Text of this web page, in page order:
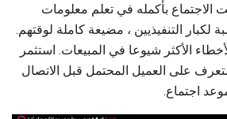
بأكمله في تعلم معلومات
لكبار التنفيذيين ، مضيعة كاملة لوقتهم.
الأكثر شيوعا في المبيعات. استثمر
على العميل المحتمل قبل الاتصال
اجتماع.